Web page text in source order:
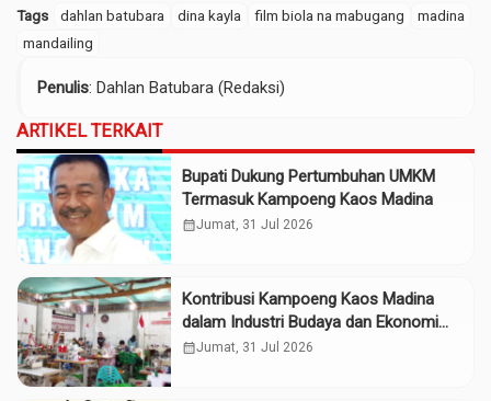
Tags dahlan batubara dina kayla film biola na mabugang
madina
mandailing
Penulis: Dahlan Batubara (Redaksi)
ARTIKEL TERKAIT
Bupati Dukung Pertumbuhan UMKM
Termasuk Kampoeng Kaos Madina
calendar_monthJumat, 31 Jul 2026
Kontribusi Kampoeng Kaos Madina
dalam Industri Budaya dan Ekonomi
Daerah
calendar_monthJumat, 31 Jul 2026